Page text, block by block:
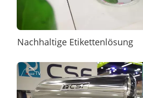
Nachhaltige Etikettenlösung